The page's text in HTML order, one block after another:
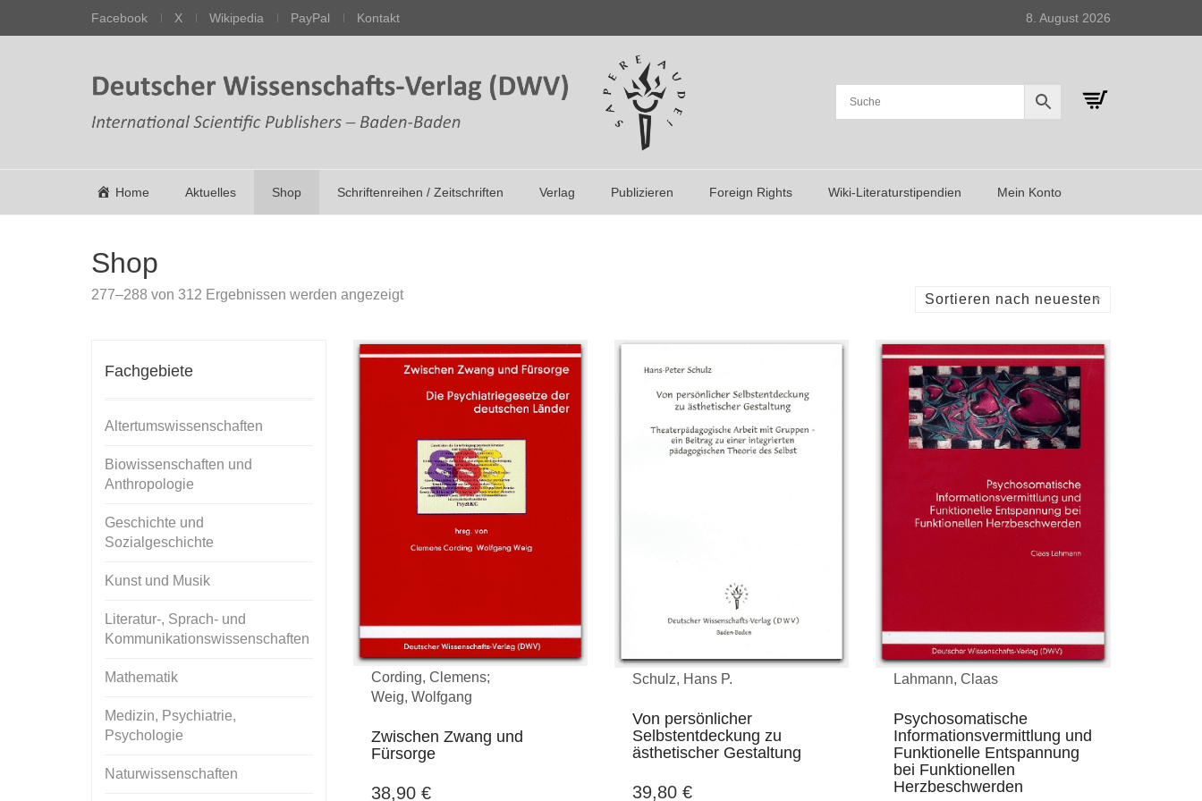
Facebook X Wikipedia PayPal Kontakt 8. August 2026
Home Aktuelles Shop Schriftenreihen / Zeitschriften Verlag Publizieren Foreign Rights Wiki-Literaturstipendien Mein Konto
Shop
277–288 von 312 Ergebnissen werden angezeigtNach
Sortieren nach neuesten
Cording, Clemens;
Weig, Wolfgang
Zwischen Zwang und
Fürsorge
38,90 €
Schulz, Hans P.
Von persönlicher
Selbstentdeckung zu
ästhetischer Gestaltung
39,80 €
Lahmann, Claas
Psychosomatische
Informationsvermittlung und
Funktionelle Entspannung
bei Funktionellen
Herzbeschwerden
Fachgebiete
Altertumswissenschaften
Biowissenschaften und
Anthropologie
Geschichte und
Sozialgeschichte
Kunst und Musik
Literatur-, Sprach- und
Kommunikationswissenschaften
Mathematik
Medizin, Psychiatrie,
Psychologie
Naturwissenschaften